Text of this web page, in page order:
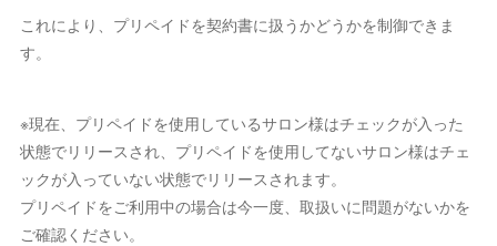
これにより、プリペイドを契約書に扱うかどうかを制御できま
す。
※現在、プリペイドを使用しているサロン様はチェックが入った
状態でリリースされ、プリペイドを使用してないサロン様はチェ
ックが入っていない状態でリリースされます。
プリペイドをご利用中の場合は今一度、取扱いに問題がないかを
ご確認ください。